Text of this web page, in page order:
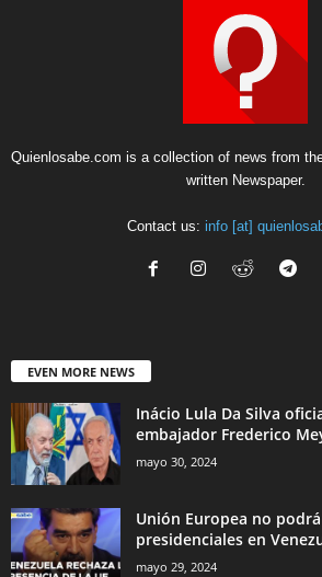
Quienlosabe.com is a collection of news from
written Newspaper.
Contact us: info [at]
EVEN MORE NEWS
Inácio Lula Da Silva
embajador Frederico
mayo 30, 2024
Unión Europea no
presidenciales en
mayo 29, 2024